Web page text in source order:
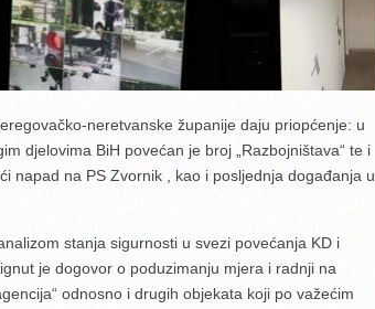
neretvanske županije daju priopćenje: u
djelovima BiH povećan je broj „Razbojništava“ te i
napad na PS Zvornik , kao i posljednja događanja u
stanja sigurnosti u svezi povećanja KD i
je dogovor o poduzimanju mjera i radnji na
odnosno i drugih objekata koji po važećim